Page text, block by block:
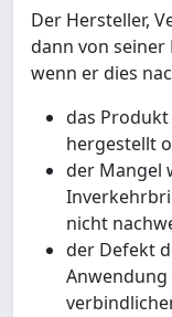
Der Hersteller,
dann von
wenn er dies
das
hergestellt
der Mangel
nicht
der Defekt
Anwendung